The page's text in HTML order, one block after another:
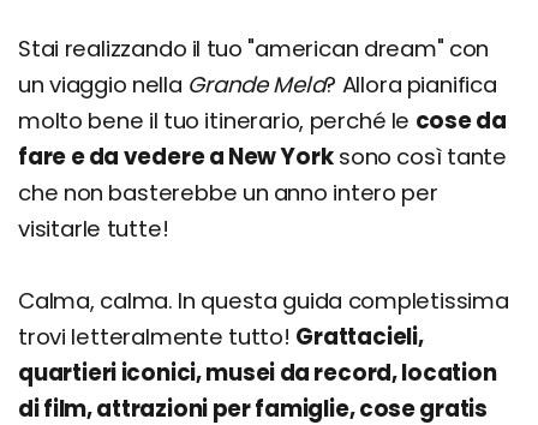
One World Trade Center
9/11 Memorial & Museum
Oculus World Trade Center
Summit One Vanderbilt
Cattedrale di San Patrizio
Coney Island
Roosevelt Island
Altre attrattive da visitare
Stai realizzando il tuo "american dream" con
un viaggio nella Grande Mela? Allora pianifica
molto bene il tuo itinerario, perché le cose da
fare e da vedere a New Yorksono così tante
che non basterebbe un anno intero per
visitarle tutte!
Calma, calma. In questa guida completissima
trovi letteralmente tutto! Grattacieli,
quartieri iconici, musei da record, location
di film, attrazioni per famiglie, cose gratis